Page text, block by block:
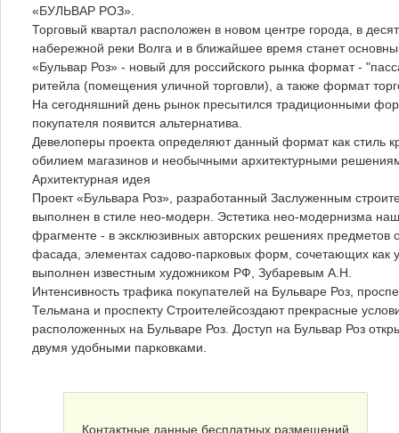
«БУЛЬВАР РОЗ».
Торговый квартал расположен в новом центре города, в
набережной реки Волга и в ближайшее время станет
«Бульвар Роз» - новый для российского рынка формат -
ритейла (помещения уличной торговли), а также формат
На сегодняшний день рынок пресытился традиционными
покупателя появится альтернатива.
Девелоперы проекта определяют данный формат как стиль
обилием магазинов и необычными архитектурными
Архитектурная идея
Проект «Бульвара Роз», разработанный Заслуженным
выполнен в стиле нео-модерн. Эстетика нео-модернизма
фрагменте - в эксклюзивных авторских решениях
фасада, элементах садово-парковых форм, сочетающих как
выполнен известным художником РФ, Зубаревым А.Н.
Интенсивность трафика покупателей на Бульваре Роз,
Тельмана и проспекту Строителейсоздают прекрасные
расположенных на Бульваре Роз. Доступ на Бульвар Роз
двумя удобными парковками.
Контактные данные бесплатных размещений